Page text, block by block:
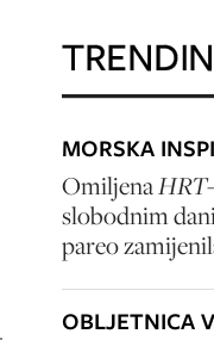
MORSKA
Omiljena
slobodnim
pareo
OBLJETNICA